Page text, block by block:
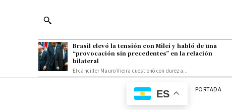
Brasil elevó la tensión con Milei y habló de una
“provocación sin precedentes” en la relación
bilateral
El canciller Mauro Vieira cuestionó con dureza...
ES PORTADA